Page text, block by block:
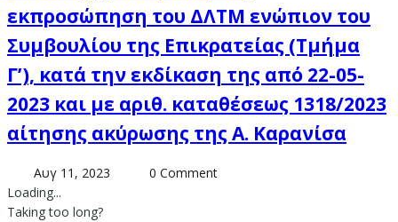
εκπροσώπηση του ΔΛΤΜ ενώπιον του
Συμβουλίου της Επικρατείας (Τμήμα
Γ’), κατά την εκδίκαση της από 22-05-
2023 και με αριθ. καταθέσεως 1318/2023
αίτησης ακύρωσης της Α. Καρανίσα
Αυγ 11, 2023
0 Comment
Loading...
Taking too long?